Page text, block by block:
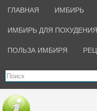
ГЛАВНАЯ ИМБИРЬ
ИМБИРЬ ДЛЯ ПОХУДЕНИЯ
ПОЛЬЗА ИМБИРЯ